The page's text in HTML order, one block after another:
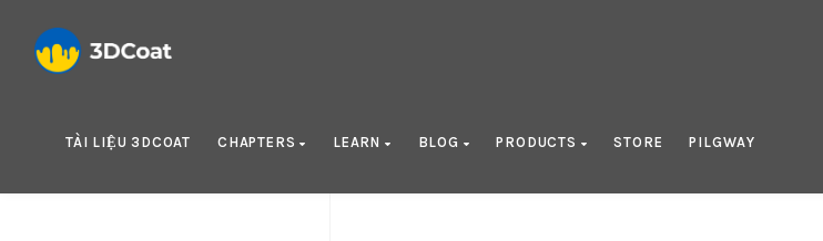
TÀI LIỆU 3DCOAT CHAPTERS LEARN BLOG PRODUCTS STORE PILGWAY